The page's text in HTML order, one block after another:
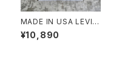
MADE IN USA LEVI‘S
JEANS TEE
¥10,890